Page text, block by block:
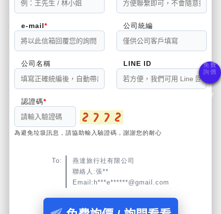
e-mail 公司統編
公司名稱 LINE ID
認證碼
為避免垃圾訊息，請協助輸入驗證碼，謝謝您的耐心
To:
燕達旅行社有限公司
聯絡人:張**
Email:h***e******@gmail.com